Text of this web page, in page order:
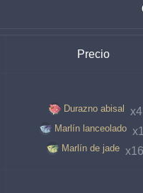
Precio
Durazno abisal x4
Marlín lanceolado
Marlín de jade x16